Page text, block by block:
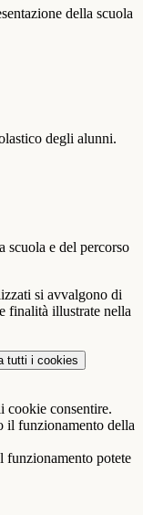
della scuola
degli alunni.
scuola e del percorso
si avvalgono di
finalità illustrate nella
tutti i cookies
cookie consentire.
il funzionamento della
funzionamento potete